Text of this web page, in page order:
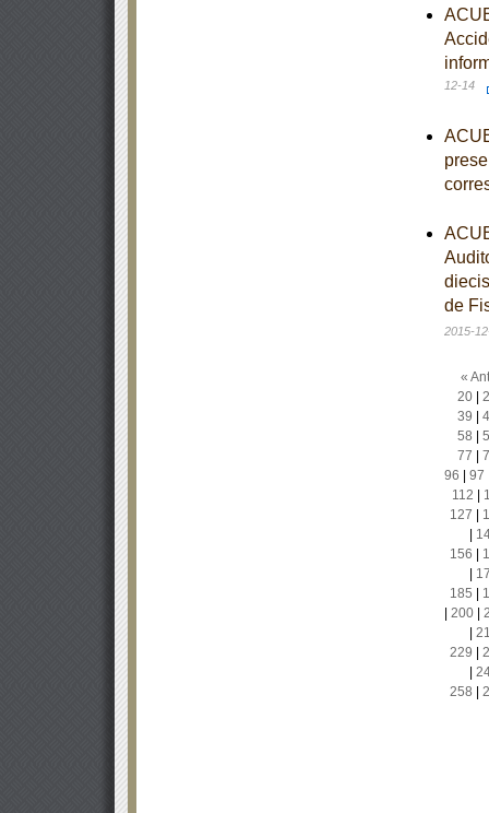
12-14
de
2015-
«
20|
39
58
77
96
97
112
127
156
185
200|
229
258